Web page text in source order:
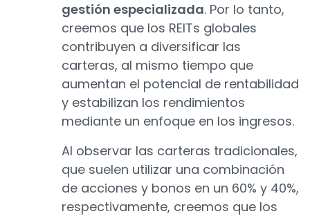
gestión especializada. Por lo tanto,
creemos que los REITs globales
contribuyen a diversificar las
carteras, al mismo tiempo que
aumentan el potencial de rentabilidad
y estabilizan los rendimientos
mediante un enfoque en los ingresos.
Al observar las carteras tradicionales,
que suelen utilizar una combinación
de acciones y bonos en un 60% y 40%,
respectivamente, creemos que los